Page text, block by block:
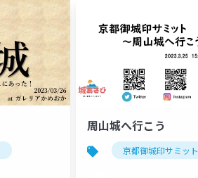
周山城へ行こう
京都御城印サミット